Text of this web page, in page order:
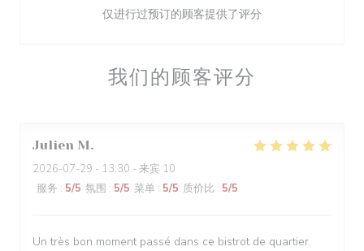
我们的顾客评分
Julien M
2026-07-29 - 13:30 - 来宾 10
服务 : 5/5 氛围 : 5/5 菜单 : 5/5 质价比 : 5/5
Un très bon moment passé dans ce bistrot de quartier.
仅进行过预订的顾客提供了评分